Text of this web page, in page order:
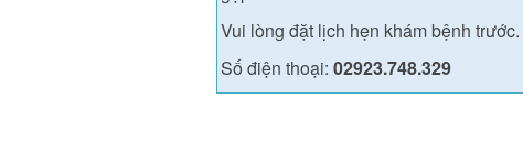
Vui lòng đặt lịch hẹn khám bệnh trước.
Số điện thoại: 02923.748.329